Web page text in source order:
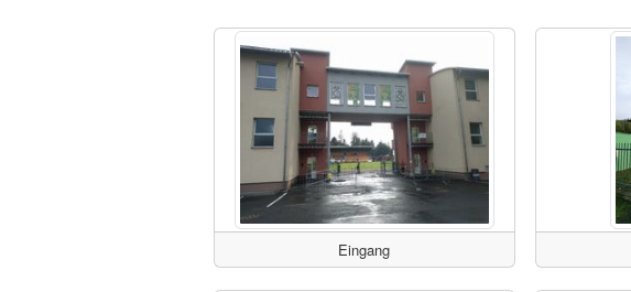
Eingang